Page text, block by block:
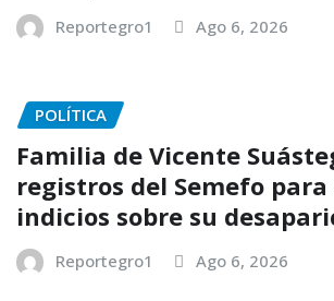
Reportegro1 Ago 6, 2026
POLÍTICA
Familia de Vicente
registros del Semefo
indicios sobre su
Reportegro1 Ago 6, 2026